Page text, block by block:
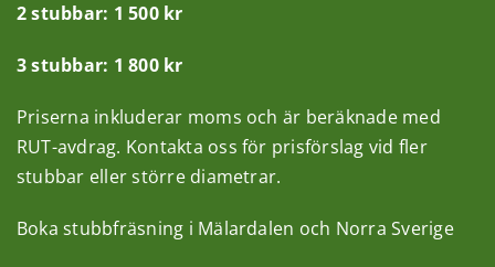
2 stubbar: 1 500 kr
3 stubbar: 1 800 kr
Priserna inkluderar moms och är beräknade med
RUT-avdrag. Kontakta oss för prisförslag vid fler
stubbar eller större diametrar.
Boka stubbfräsning i Mälardalen och Norra Sverige